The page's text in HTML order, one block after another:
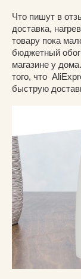
Что пишут в
доставка,
товару пока
бюджетный
магазине у
того, что
быструю